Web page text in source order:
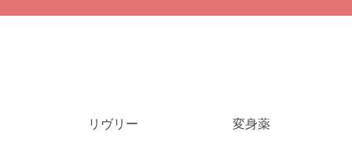
リヴリー 変身薬